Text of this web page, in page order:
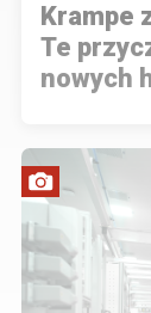
Krampe
Te
nowych